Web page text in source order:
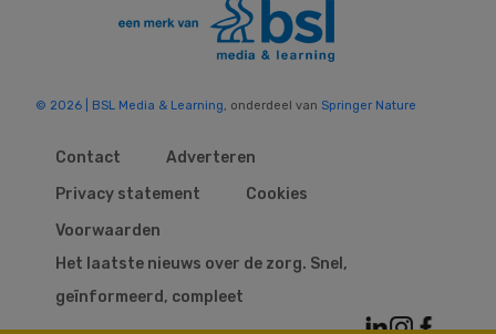
© 2026 | BSL Media & Learning, onderdeel van Springer Nature
Contact
Adverteren
Privacy statement
Cookies
Voorwaarden
Het laatste nieuws over de zorg. Snel,
geïnformeerd, compleet